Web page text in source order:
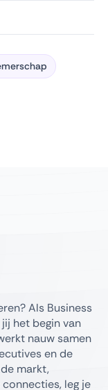
Als Business
het begin van
nauw samen
en de
markt,
leg je